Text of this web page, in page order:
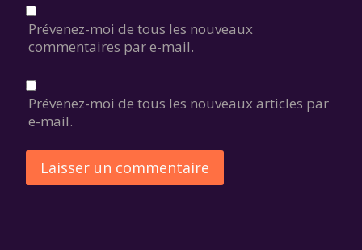
Prévenez-moi de tous les nouveaux
commentaires par e-mail.
Prévenez-moi de tous les nouveaux articles par
e-mail.